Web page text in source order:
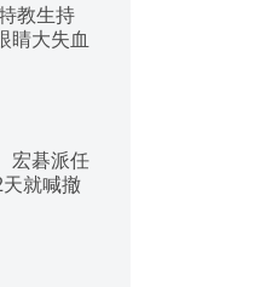
睛大失血
宏碁派任
就喊撤